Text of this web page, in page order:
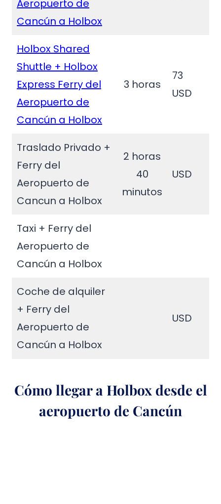
Aeropuerto de
Cancún a Holbox
Holbox Shared
Shuttle + Holbox
Express Ferry del
Aeropuerto de
Cancún a Holbox
3 horas
73
USD
Traslado Privado +
Ferry del
Aeropuerto de
Cancun a Holbox
2 horas
40
minutos
USD
Taxi + Ferry del
Aeropuerto de
Cancún a Holbox
Coche de alquiler
+ Ferry del
Aeropuerto de
Cancún a Holbox
USD
Cómo llegar a Holbox desde el
aeropuerto de Cancún